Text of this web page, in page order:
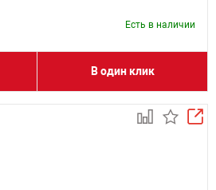
Есть в наличии
В один клик